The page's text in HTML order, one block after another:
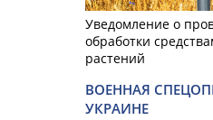
Уведомление о
обработки
растений
ВОЕННАЯ
УКРАИНЕ